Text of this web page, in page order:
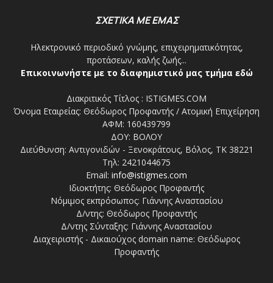
ΣΧΕΤΙΚΑ ΜΕ ΕΜΑΣ
Ηλεκτρονικό περιοδικό γνώμης, επιχειρηματικότητας,
προτάσεων, καλής ζωής...
Επικοινωνήστε με το διαφημιστικό μας τμήμα εδώ
Διακριτικός Τίτλος : ISTIGMES.COM
Όνομα Εταιρείας: Θεόδωρος Προφαντής / Ατομική Επιχείρηση
ΑΦΜ: 160439799
ΔΟΥ: ΒΟΛΟΥ
Διεύθυνση: Αντιγονιδών - Ξενοκράτους, Βόλος, ΤΚ 38221
Τηλ: 2421044675
Email: info@istigmes.com
Ιδιοκτήτης: Θεόδωρος Προφαντής
Νόμιμος εκπρόσωπος: Γιάννης Αναστασίου
Δ/ντης: Θεόδωρος Προφαντής
Δ/ντης Σύνταξης: Γιάννης Αναστασίου
Διαχειριστής - Δικαιούχος domain name: Θεόδωρος
Προφαντής